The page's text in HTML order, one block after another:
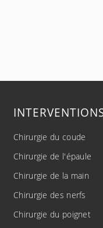
Chirurgie du coude
Chirurgie de l'épaule
Chirurgie de la main
Chirurgie des nerfs
Chirurgie du poignet